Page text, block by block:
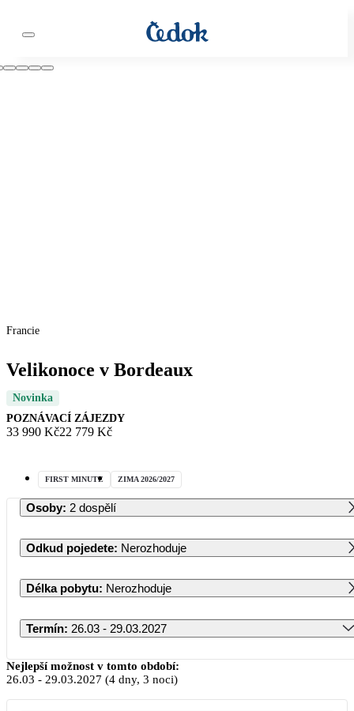
Francie
Velikonoce v Bordeaux
Novinka
POZNÁVACÍ ZÁJEZDY
33 990 Kč22 779 Kč
FIRST MINUTE ZIMA 2026/2027
Osoby: 2 dospělí
Odkud pojedete: Nerozhoduje
Délka pobytu: Nerozhoduje
Termín: 26.03 - 29.03.2027
Březen 2027
PO ÚT ST ČT PÁ SO NE
Nejlepší možnost v tomto období:
26.03 - 29.03.2027 (4 dny, 3 noci)